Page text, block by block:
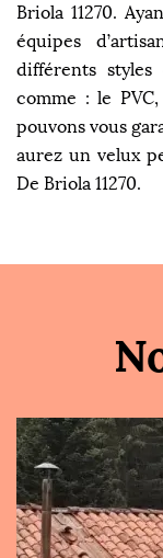
Briola 11270.
équipes
différents styles
comme : le
pouvons vous
aurez un velux
De Briola 11270.